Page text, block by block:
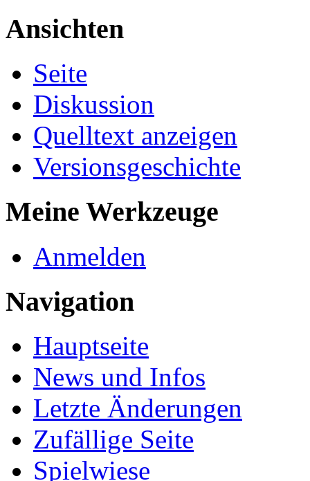
Ansichten
Seite
Diskussion
Quelltext anzeigen
Versionsgeschichte
Meine Werkzeuge
Anmelden
Navigation
Hauptseite
News und Infos
Letzte Änderungen
Zufällige Seite
Spielwiese